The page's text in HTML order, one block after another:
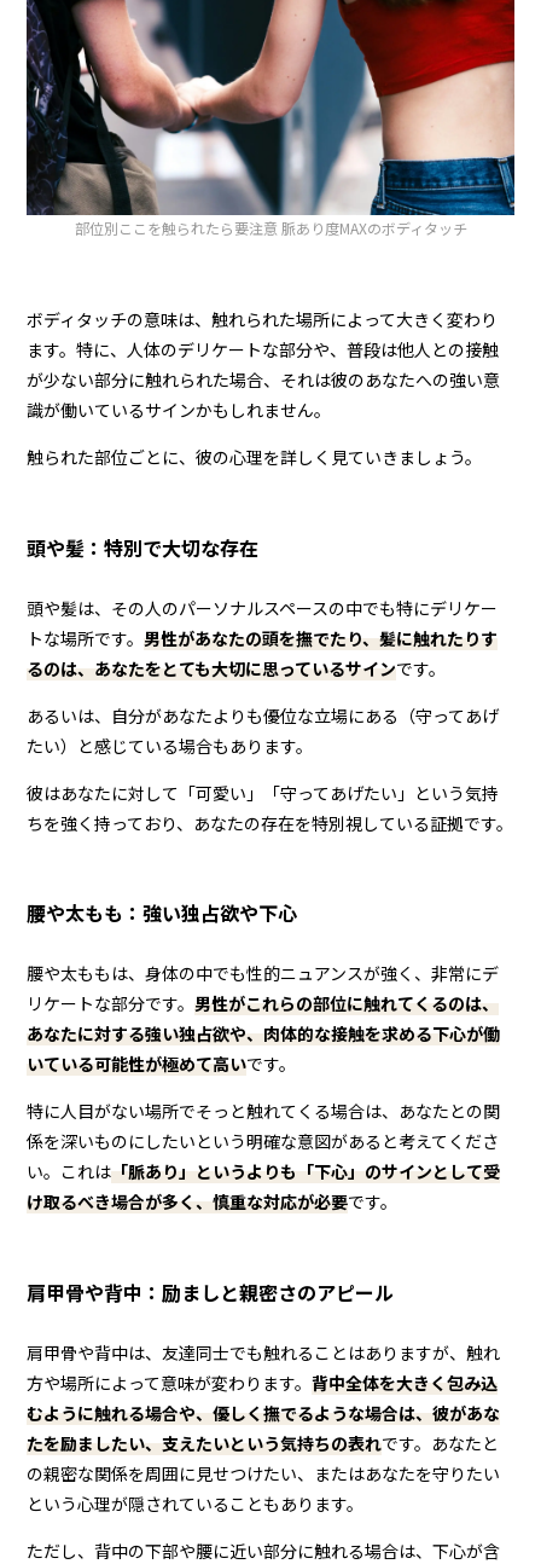
部位別ここを触られたら要注意 脈あり度MAXのボディタッチ
ボディタッチの意味は、触れられた場所によって大きく変わり
ます。特に、人体のデリケートな部分や、普段は他人との接触
が少ない部分に触れられた場合、それは彼のあなたへの強い意
識が働いているサインかもしれません。
触られた部位ごとに、彼の心理を詳しく見ていきましょう。
頭や髪：特別で大切な存在
頭や髪は、その人のパーソナルスペースの中でも特にデリケー
トな場所です。男性があなたの頭を撫でたり、髪に触れたりす
るのは、あなたをとても大切に思っているサインです。
あるいは、自分があなたよりも優位な立場にある（守ってあげ
たい）と感じている場合もあります。
彼はあなたに対して「可愛い」「守ってあげたい」という気持
ちを強く持っており、あなたの存在を特別視している証拠です。
腰や太もも：強い独占欲や下心
腰や太ももは、身体の中でも性的ニュアンスが強く、非常にデ
リケートな部分です。男性がこれらの部位に触れてくるのは、
あなたに対する強い独占欲や、肉体的な接触を求める下心が働
いている可能性が極めて高いです。
特に人目がない場所でそっと触れてくる場合は、あなたとの関
係を深いものにしたいという明確な意図があると考えてくださ
い。これは「脈あり」というよりも「下心」のサインとして受
け取るべき場合が多く、慎重な対応が必要です。
肩甲骨や背中：励ましと親密さのアピール
肩甲骨や背中は、友達同士でも触れることはありますが、触れ
方や場所によって意味が変わります。背中全体を大きく包み込
むように触れる場合や、優しく撫でるような場合は、彼があな
たを励ましたい、支えたいという気持ちの表れです。あなたと
の親密な関係を周囲に見せつけたい、またはあなたを守りたい
という心理が隠されていることもあります。
ただし、背中の下部や腰に近い部分に触れる場合は、下心が含